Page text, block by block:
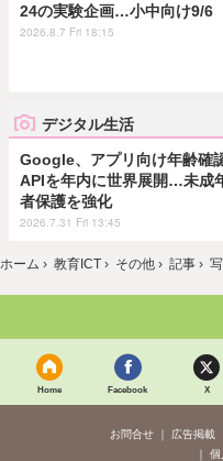
24の実験企画…小中向け9/6
2026.8.7 Fri 18:15
デジタル生活
Google、アプリ向け年齢確
APIを年内に世界展開…未成
者保護を強化
2026.7.31 Fri 13:45
ホーム › 教育ICT › その他 › 記事 ›
Home Facebook X
お問合せ 広告掲載
個